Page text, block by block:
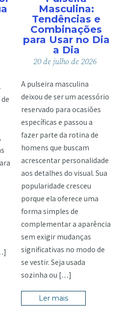
Masculina:
Tendências e
Combinações
para Usar no Dia
a Dia
20de julhode2026
A pulseira masculina
deixou de ser um acessório
reservado para ocasiões
específicas e passou a
fazer parte da rotina de
homens que buscam
acrescentar personalidade
aos detalhes do visual. Sua
popularidade cresceu
porque ela oferece uma
forma simples de
complementar a aparência
sem exigir mudanças
significativas no modo de
se vestir. Seja usada
sozinha ou […]
Ler mais